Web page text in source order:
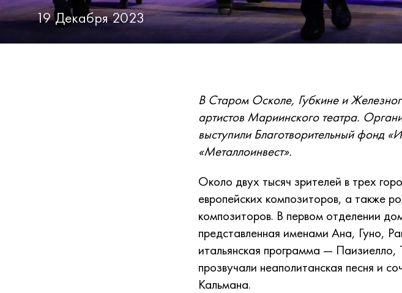
19 Декабря 2023
В Старом Осколе, Губкине и
артистов Мариинского театра.
выступили Благотворительный фонд
«Металлоинвест».
Около двух тысяч зрителей в трех
европейских композиторов, а также
композиторов. В первом отделении
представленная именами Ана, Гуно,
итальянская программа —
прозвучали неаполитанская песня и
Кальмана.